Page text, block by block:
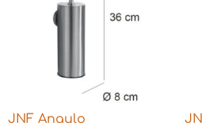
JNF Angulo